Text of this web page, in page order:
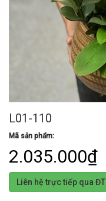
L01-110
Mã sản phẩm:
2.035.000₫
Liên hệ trực tiếp qua ĐT